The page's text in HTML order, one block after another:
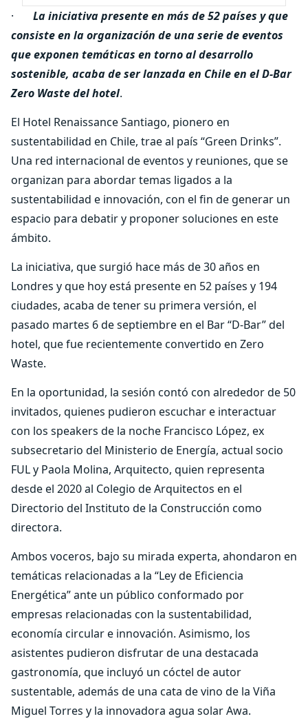
· La iniciativa presente en más de 52 países y que
consiste en la organización de una serie de eventos
que exponen temáticas en torno al desarrollo
sostenible, acaba de ser lanzada en Chile en el D-Bar
Zero Waste del hotel.
El Hotel Renaissance Santiago, pionero en
sustentabilidad en Chile, trae al país “Green Drinks”.
Una red internacional de eventos y reuniones, que se
organizan para abordar temas ligados a la
sustentabilidad e innovación, con el fin de generar un
espacio para debatir y proponer soluciones en este
ámbito.
La iniciativa, que surgió hace más de 30 años en
Londres y que hoy está presente en 52 países y 194
ciudades, acaba de tener su primera versión, el
pasado martes 6 de septiembre en el Bar “D-Bar” del
hotel, que fue recientemente convertido en Zero
Waste.
En la oportunidad, la sesión contó con alrededor de 50
invitados, quienes pudieron escuchar e interactuar
con los speakers de la noche Francisco López, ex
subsecretario del Ministerio de Energía, actual socio
FUL y Paola Molina, Arquitecto, quien representa
desde el 2020 al Colegio de Arquitectos en el
Directorio del Instituto de la Construcción como
directora.
Ambos voceros, bajo su mirada experta, ahondaron en
temáticas relacionadas a la “Ley de Eficiencia
Energética” ante un público conformado por
empresas relacionadas con la sustentabilidad,
economía circular e innovación. Asimismo, los
asistentes pudieron disfrutar de una destacada
gastronomía, que incluyó un cóctel de autor
sustentable, además de una cata de vino de la Viña
Miguel Torres y la innovadora agua solar Awa.